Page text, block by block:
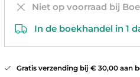
Niet op voorraad bij
In de boekhandel in 1
Gratis verzending bij € 30,00 aan